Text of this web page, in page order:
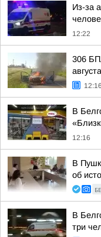
Из-за
12:22
306
августа
12:16
В
12:16
В
об
В
три